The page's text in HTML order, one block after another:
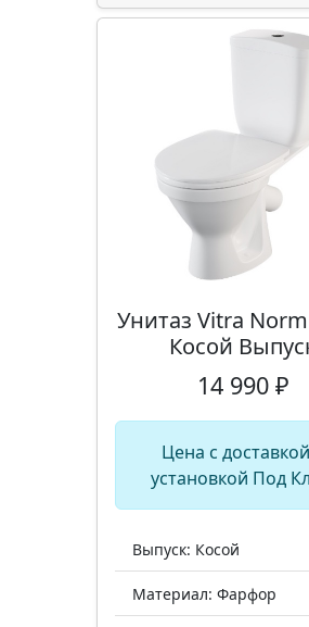
Унитаз Vitra
Косой
14 990 ₽
Цена с
установкой Под
Выпуск: Косой
Материал: Фарфор